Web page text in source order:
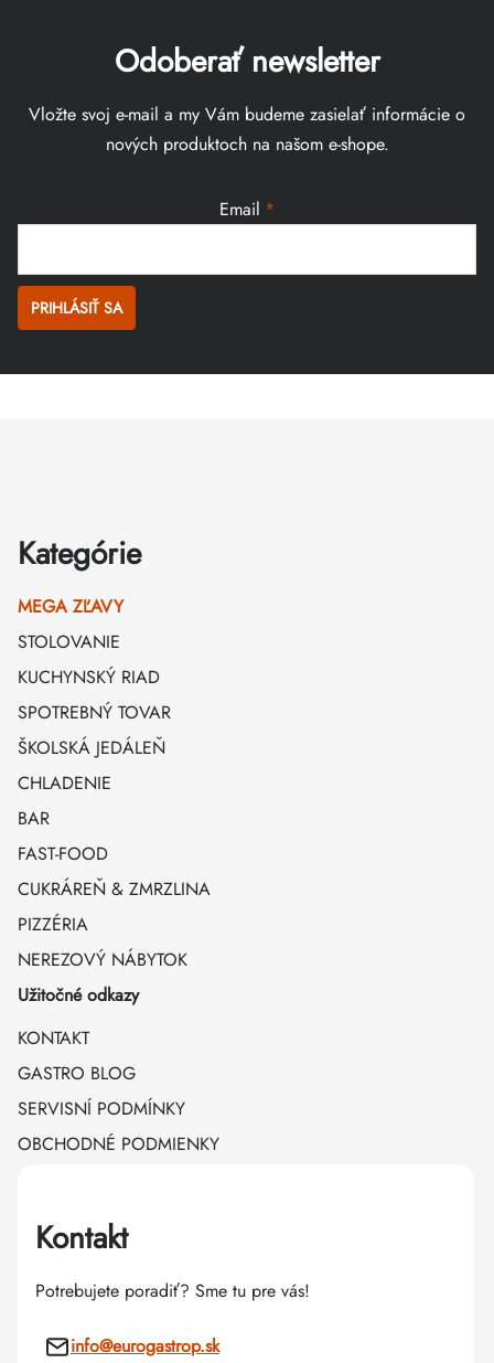
Odoberať newsletter
Vložte svoj e-mail a my Vám budeme zasielať informácie o
nových produktoch na našom e-shope.
Email
PRIHLÁSIŤ SA
Kategórie
MEGA ZĽAVY
STOLOVANIE
KUCHYNSKÝ RIAD
SPOTREBNÝ TOVAR
ŠKOLSKÁ JEDÁLEŇ
CHLADENIE
BAR
FAST-FOOD
CUKRÁREŇ & ZMRZLINA
PIZZÉRIA
NEREZOVÝ NÁBYTOK
Užitočné odkazy
KONTAKT
GASTRO BLOG
SERVISNÍ PODMÍNKY
OBCHODNÉ PODMIENKY
Kontakt
Potrebujete poradiť? Sme tu pre vás!
info@eurogastrop.sk